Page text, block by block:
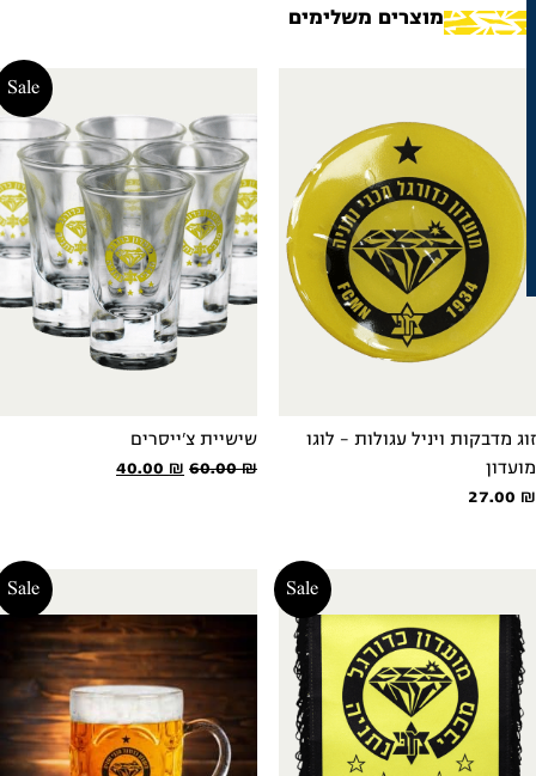
מוצרים משלימים
מדבקות ויניל עגולות - לוגו
27.00
Sale
שישיית צ'ייסרים
60.00₪
המחיר
40.00₪
המחיר
Sale
Sale